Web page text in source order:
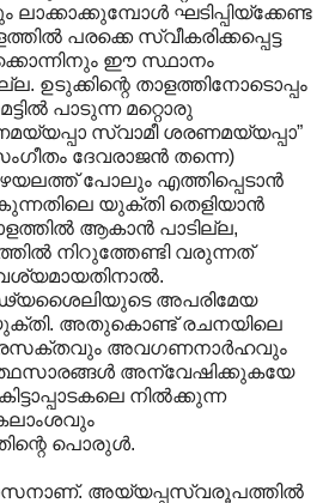
ഘടിപ്പിയ്ക്കേണ്ട
പരക്കെ സ്വീകരിക്കപ്പെട്ട
ഈ സ്ഥാനം
ഉടുക്കിന്റെ താളത്തിനോടൊപ്പം
പാടുന്ന മറ്റൊരു
സ്വാമീ ശരണമയ്യപ്പാ”
ദേവരാജൻ തന്നെ)
പോലും എത്തിപ്പെടാൻ
യുക്തി തെളിയാൻ
ആകാൻ പാടില്ല,
നിറുത്തേണ്ടി വരുന്നത്
അപരിമേയ
അതുകൊണ്ട് രചനയിലെ
അവഗണനാർഹവും
അന്വേഷിക്കുകയേ
നിൽക്കുന്ന
പൊരുൾ.
അയ്യപ്പസ്വരൂപത്തിൽ